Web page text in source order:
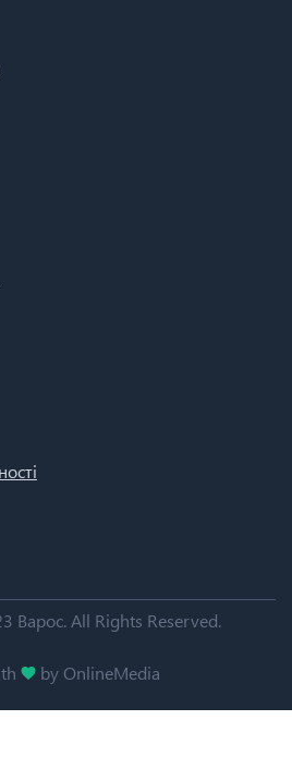
Варос. All Rights Reserved.
by OnlineMedia